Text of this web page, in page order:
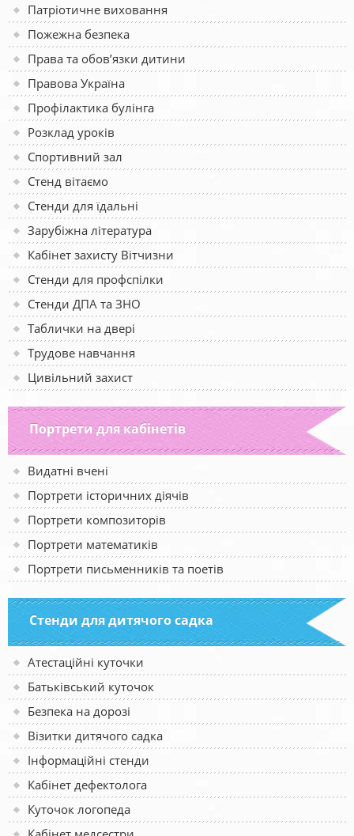
Патріотичне виховання
Пожежна безпека
Права та обов’язки дитини
Правова Україна
Профілактика булінга
Розклад уроків
Спортивний зал
Стенд вітаємо
Стенди для їдальні
Зарубіжна література
Кабінет захисту Вітчизни
Стенди для профспілки
Стенди ДПА та ЗНО
Таблички на двері
Трудове навчання
Цивільний захист
Портрети для кабінетів
Видатні вчені
Портрети історичних діячів
Портрети композиторів
Портрети математиків
Портрети письменників та поетів
Стенди для дитячого садка
Атестаційні куточки
Батьківський куточок
Безпека на дорозі
Візитки дитячого садка
Інформаційні стенди
Кабінет дефектолога
Куточок логопеда